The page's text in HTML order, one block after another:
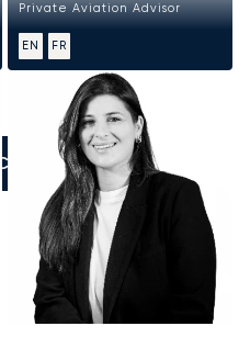
Private Aviation Advisor
EN FR
DO NAS